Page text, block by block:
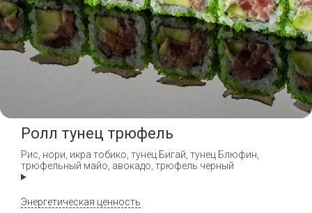
Ролл тунец трюфель
Рис, нори, икра тобико, тунец Бигай, тунец Блюфин,
трюфельный майо, авокадо, трюфель черный
Энергетическая ценность